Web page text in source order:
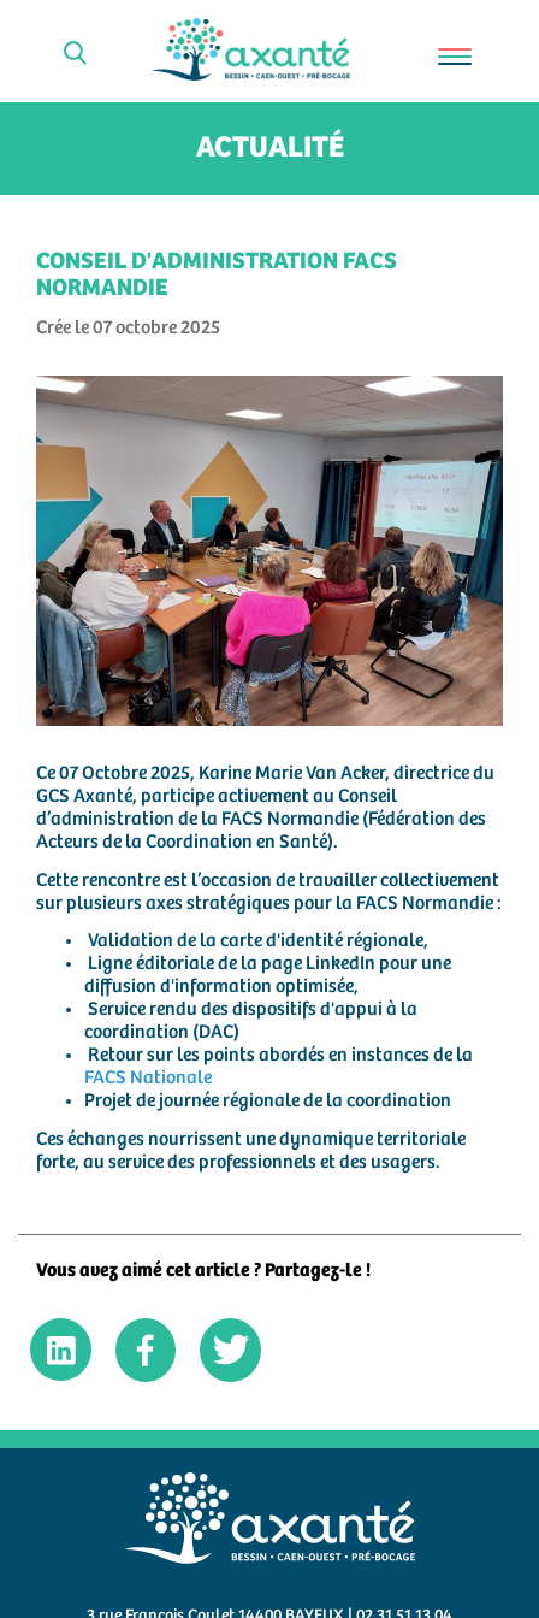
ACTUALITÉ
CONSEIL D'ADMINISTRATION FACS
NORMANDIE
Crée le 07 octobre 2025
Ce 07 Octobre 2025, Karine Marie Van Acker, directrice du
GCS Axanté, participe activement au Conseil
d’administration de la FACS Normandie (Fédération des
Acteurs de la Coordination en Santé).
Cette rencontre est l’occasion de travailler collectivement
sur plusieurs axes stratégiques pour la FACS Normandie :
Validation de la carte d'identité régionale,
Ligne éditoriale de la page LinkedIn pour une
diffusion d'information optimisée,
Service rendu des dispositifs d'appui à la
coordination (DAC)
Retour sur les points abordés en instances de la
FACS Nationale
Projet de journée régionale de la coordination
Ces échanges nourrissent une dynamique territoriale
forte, au service des professionnels et des usagers.
Vous avez aimé cet article ? Partagez-le !